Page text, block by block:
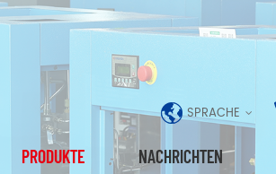
SPRACHE
PRODUKTE NACHRICHTEN